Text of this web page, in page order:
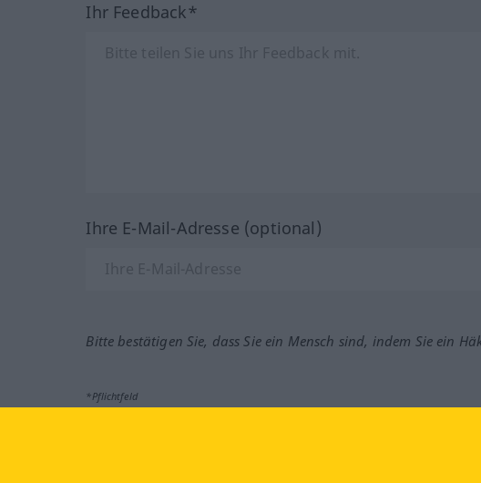
Ihr Feedback*
Ihre E-Mail-Adresse (optional)
Bitte bestätigen Sie, dass Sie ein Mensch sind, indem Sie ein
*Pflichtfeld